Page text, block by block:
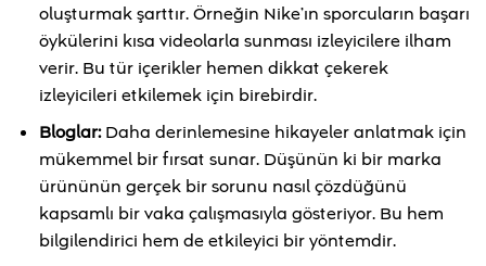
oluşturmak şarttır. Örneğin Nike’ın sporcuların başarı
öykülerini kısa videolarla sunması izleyicilere ilham
verir. Bu tür içerikler hemen dikkat çekerek
izleyicileri etkilemek için birebirdir.
Bloglar:Daha derinlemesine hikayeler anlatmak için
mükemmel bir fırsat sunar. Düşünün ki bir marka
ürününün gerçek bir sorunu nasıl çözdüğünü
kapsamlı bir vaka çalışmasıyla gösteriyor. Bu hem
bilgilendirici hem de etkileyici bir yöntemdir.